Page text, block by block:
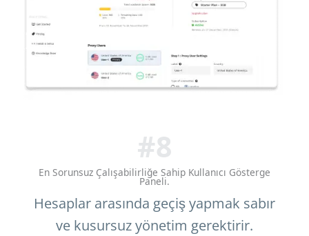
#8
En Sorunsuz Çalışabilirliğe Sahip Kullanıcı Gösterge
Paneli.
Hesaplar arasında geçiş yapmak sabır
ve kusursuz yönetim gerektirir.